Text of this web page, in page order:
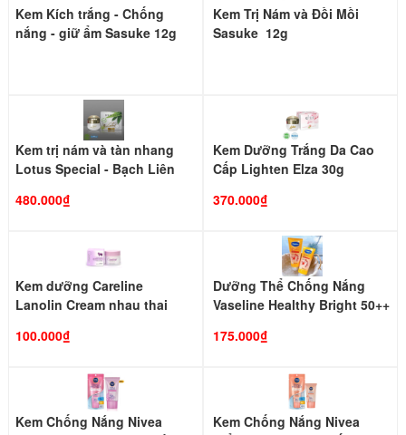
Kem Kích trắng - Chống
nắng - giữ ẩm Sasuke 12g
Kem Trị Nám và Đồi Mồi
Sasuke 12g
Kem trị nám và tàn nhang
Lotus Special - Bạch Liên
480.000₫
Kem Dưỡng Trắng Da Cao
Cấp Lighten Elza 30g
370.000₫
Kem dưỡng Careline
Lanolin Cream nhau thai
chống oxy hóa cao và
100.000₫
Dưỡng Thể Chống Nắng
Vaseline Healthy Bright 50++
175.000₫
Kem Chống Nắng Nivea
Kem Chống Nắng Nivea